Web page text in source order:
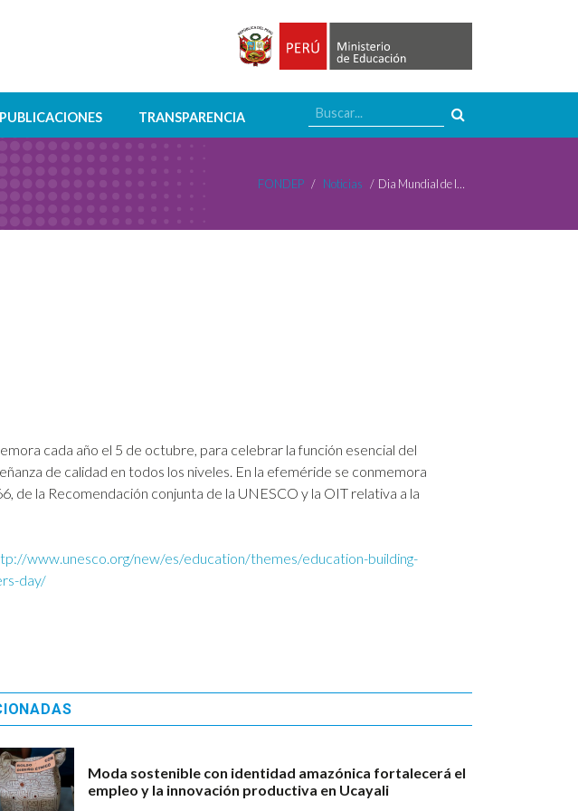
PUBLICACIONES TRANSPARENCIA
FONDEP / Noticias / Dia Mundial de los Docentes
cada año el 5 de octubre, para celebrar la función esencial del
de calidad en todos los niveles. En la efeméride se conmemora
de la Recomendación conjunta de la UNESCO y la OIT relativa a la
www.unesco.org/new/es/education/themes/education-building-
day/
Moda sostenible con identidad amazónica fortalecerá el
empleo y la innovación productiva en Ucayali